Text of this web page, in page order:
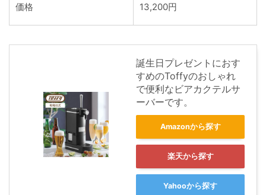
価格 13,200円
誕生日プレゼントにおす
すめのToffyのおしゃれ
で便利なビアカクテルサ
ーバーです。
Amazonから探す
楽天から探す
Yahooから探す